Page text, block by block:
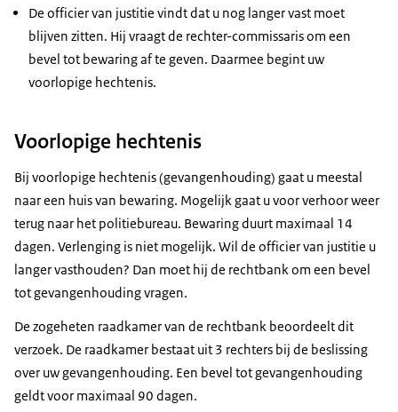
De officier van justitie vindt dat u nog langer vast moet
blijven zitten. Hij vraagt de rechter-commissaris om een
bevel tot bewaring af te geven. Daarmee begint uw
voorlopige hechtenis.
Voorlopige hechtenis
Bij voorlopige hechtenis (gevangenhouding) gaat u meestal
naar een huis van bewaring. Mogelijk gaat u voor verhoor weer
terug naar het politiebureau. Bewaring duurt maximaal 14
dagen. Verlenging is niet mogelijk. Wil de officier van justitie u
langer vasthouden? Dan moet hij de rechtbank om een bevel
tot gevangenhouding vragen.
De zogeheten raadkamer van de rechtbank beoordeelt dit
verzoek. De raadkamer bestaat uit 3 rechters bij de beslissing
over uw gevangenhouding. Een bevel tot gevangenhouding
geldt voor maximaal 90 dagen.